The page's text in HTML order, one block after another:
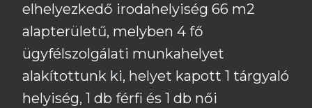
elhelyezkedő irodahelyiség 66 m2
alapterületű, melyben 4 fő
ügyfélszolgálati munkahelyet
alakítottunk ki, helyet kapott 1 tárgyaló
helyiség, 1 db férfi és 1 db női